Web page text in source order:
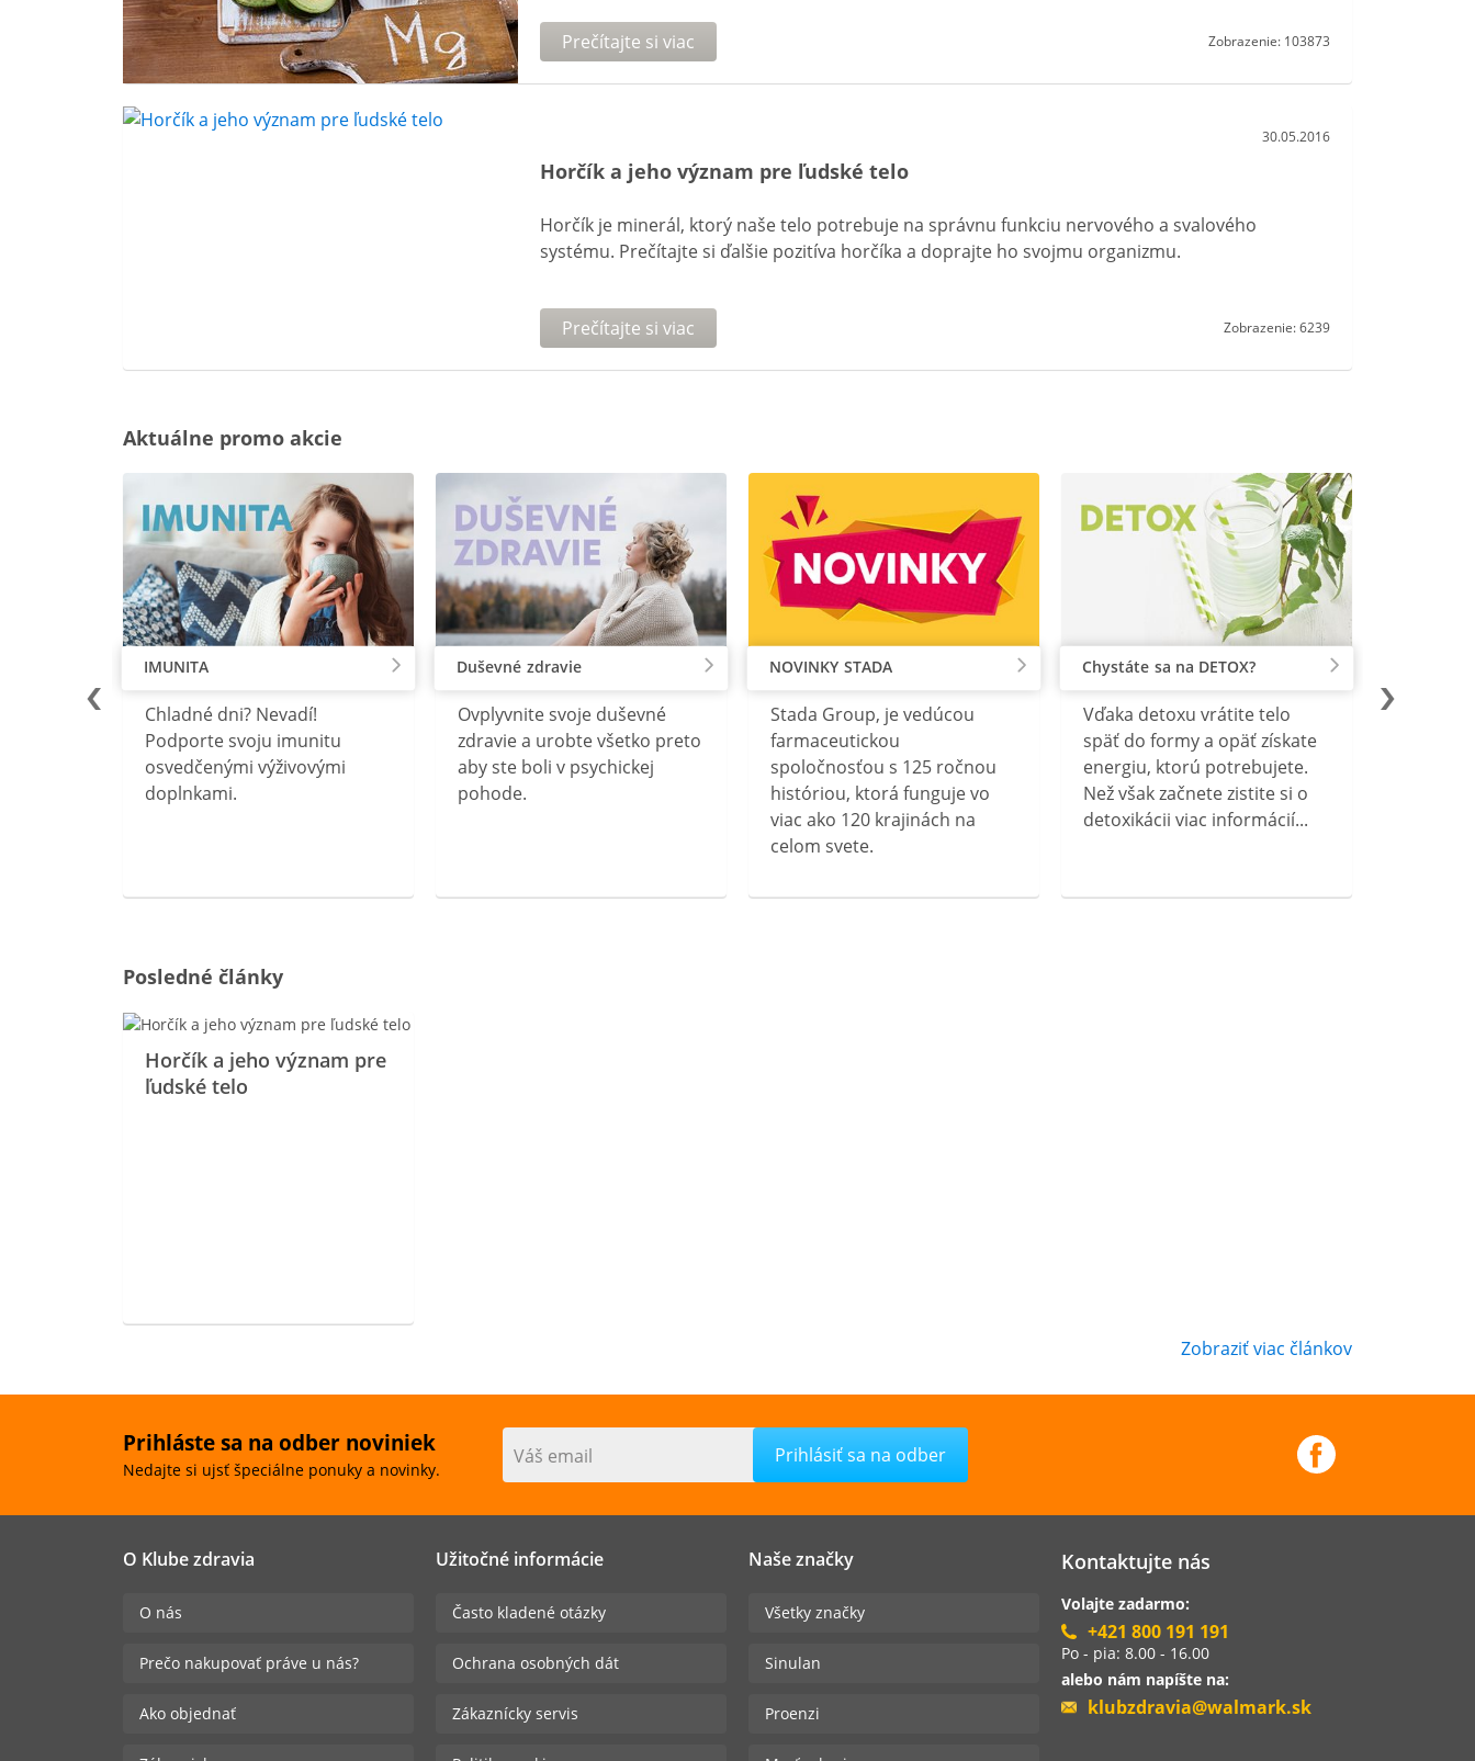
Prečítajte si viac Zobrazenie: 103873
30.05.2016
Horčík a jeho význam pre ľudské telo
Horčík je minerál, ktorý naše telo potrebuje na správnu funkciu nervového a svalového
systému. Prečítajte si ďalšie pozitíva horčíka a doprajte ho svojmu organizmu.
Prečítajte si viac Zobrazenie: 6239
Aktuálne promo akcie
IMUNITA
Chladné dni? Nevadí!
Podporte svoju imunitu
osvedčenými výživovými
doplnkami.
Duševné zdravie
Ovplyvnite svoje duševné
zdravie a urobte všetko preto
aby ste boli v psychickej
pohode.
NOVINKY STADA
Stada Group, je vedúcou
farmaceutickou
spoločnosťou s 125 ročnou
históriou, ktorá funguje vo
viac ako 120 krajinách na
celom svete.
Chystáte sa na DETOX?
Vďaka detoxu vrátite telo
späť do formy a opäť získate
energiu, ktorú potrebujete.
Než však začnete zistite si o
detoxikácii viac informácií...
Posledné články
Horčík a jeho význam pre
ľudské telo
Zobraziť viac článkov
Prihláste sa na odber noviniek
Nedajte si ujsť špeciálne ponuky a novinky.
Váš email
O Klube zdravia
O nás
Prečo nakupovať práve u nás?
Ako objednať
Užitočné informácie
Často kladené otázky
Ochrana osobných dát
Zákaznícky servis
Naše značky
Všetky značky
Sinulan
Proenzi
Kontaktujte nás
Volajte zadarmo:
+421 800 191 191
Po - pia: 8.00 - 16.00
alebo nám napíšte na:
klubzdravia@walmark.sk